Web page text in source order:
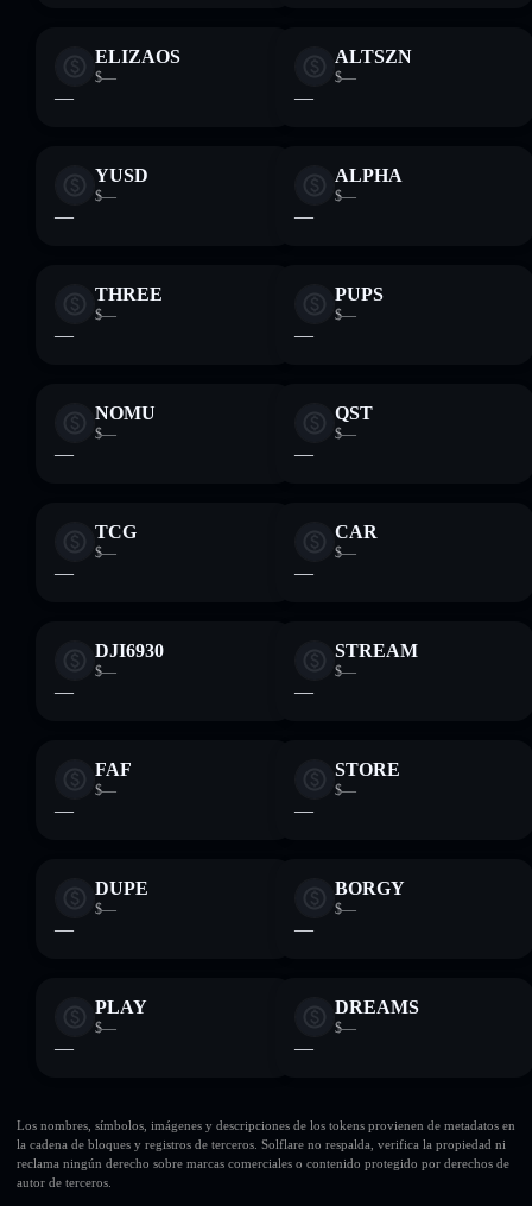
ELIZAOS
$—
—
ALTSZN
$—
—
YUSD
$—
—
ALPHA
$—
—
THREE
$—
—
PUPS
$—
—
NOMU
$—
—
QST
$—
—
TCG
$—
—
CAR
$—
—
DJI6930
$—
—
STREAM
$—
—
FAF
$—
—
STORE
$—
—
DUPE
$—
—
BORGY
$—
—
PLAY
$—
—
DREAMS
$—
—
Los nombres, símbolos, imágenes y descripciones de los tokens provienen de metadatos en
la cadena de bloques y registros de terceros. Solflare no respalda, verifica la propiedad ni
reclama ningún derecho sobre marcas comerciales o contenido protegido por derechos de
autor de terceros.